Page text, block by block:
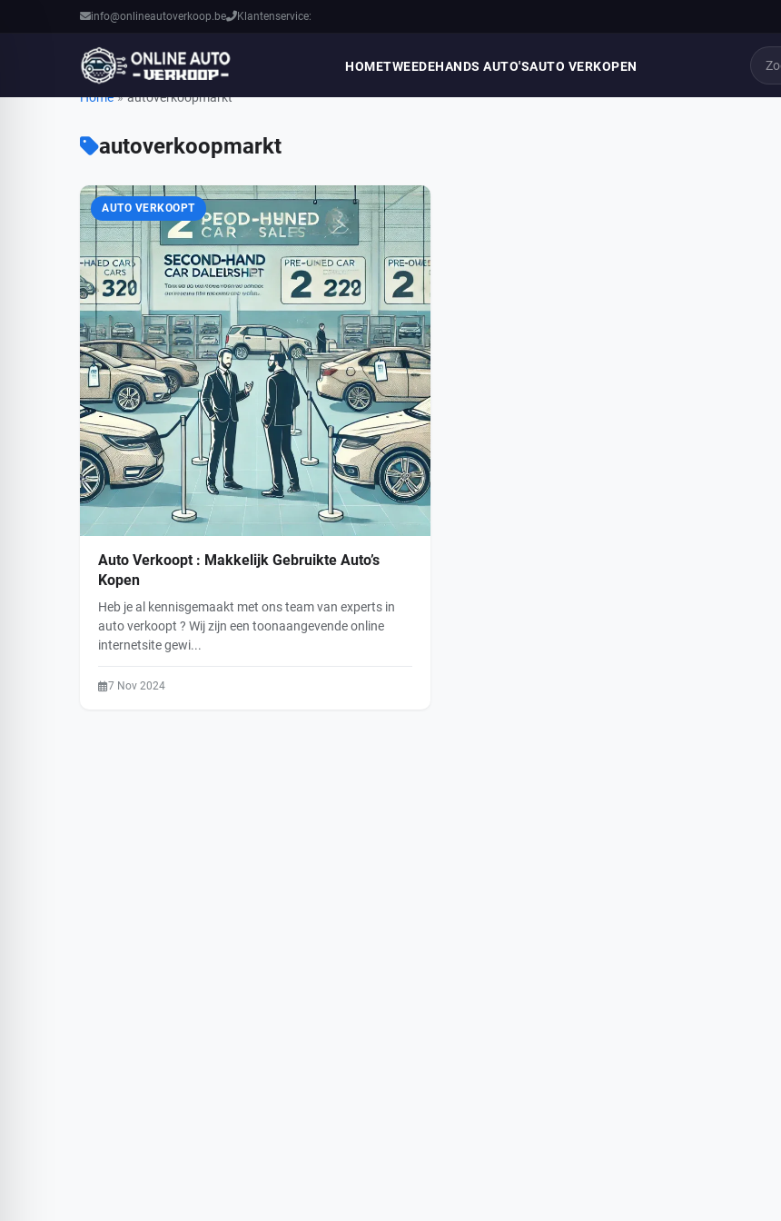
info@onlineautoverkoop.be Klantenservice:
HOMETWEEDEHANDS AUTO'SAUTO VERKOPEN
Home » autoverkoopmarkt
autoverkoopmarkt
AUTO VERKOOPT
Auto Verkoopt : Makkelijk Gebruikte Auto’s
Kopen
Heb je al kennisgemaakt met ons team van experts in
auto verkoopt ? Wij zijn een toonaangevende online
internetsite gewi...
7 Nov 2024